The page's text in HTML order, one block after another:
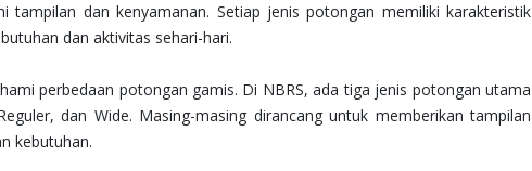
tampilan dan kenyamanan. Setiap jenis potongan memiliki karakteristik
dan aktivitas sehari-hari.
perbedaan potongan gamis. Di NBRS, ada tiga jenis potongan utama
dan Wide. Masing-masing dirancang untuk memberikan tampilan
kebutuhan.